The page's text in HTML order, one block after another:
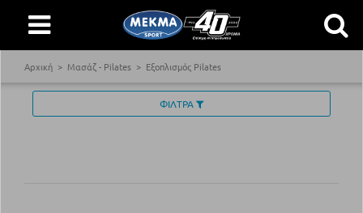
Αρχική Μασάζ - Pilates Εξοπλισμός Pilates
ΦΙΛΤΡΑ